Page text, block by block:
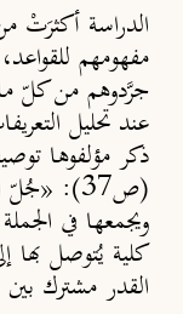
الدراسة أكثرَتْ
مفهومهم
جرَّدوهم من كلّ ما
عند تحليل
ذكر مؤلفوها
(ص37):
ويجمعها في
كلية يُتوصل بها
القدر مشترك